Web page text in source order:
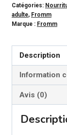
-
Formule
pour
Catégories:
adulte, Fromm
Marque : Fromm
Description
Information
Avis (0)